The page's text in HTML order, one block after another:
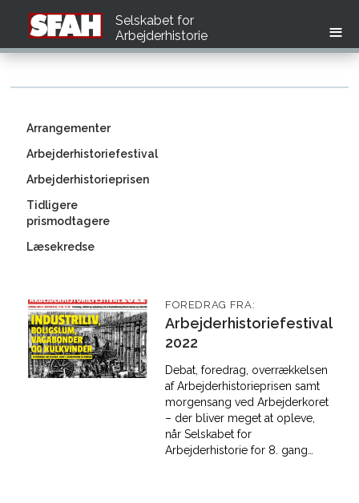
Selskabet for
Arbejderhistorie
Arrangementer
Arbejderhistoriefestival
Arbejderhistorieprisen
Tidligere
prismodtagere
Læsekredse
FOREDRAG FRA:
Arbejderhistoriefestival
2022
Debat, foredrag, overrækkelsen
af Arbejderhistorieprisen samt
morgensang ved Arbejderkoret
– der bliver meget at opleve,
når Selskabet for
Arbejderhistorie for 8. gang